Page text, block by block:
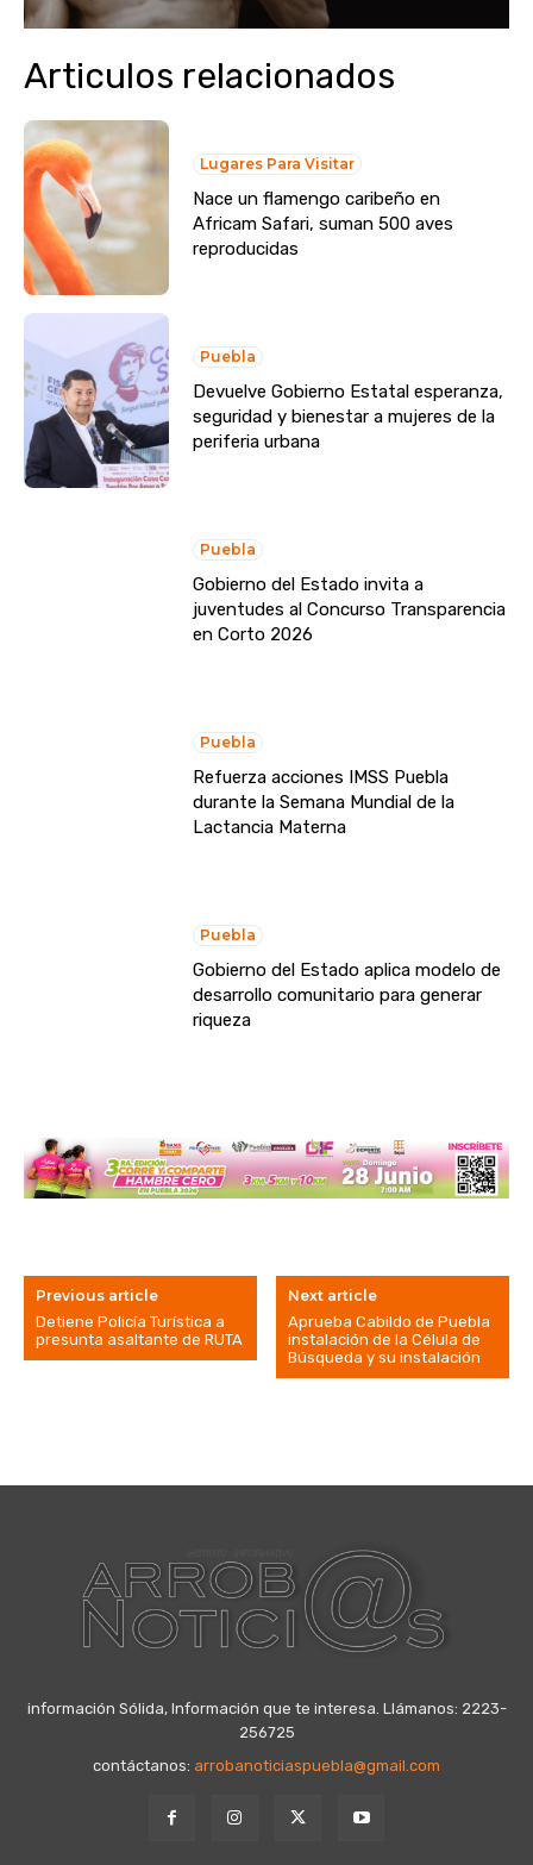
Articulos relacionados
Lugares Para Visitar
Nace un flamengo caribeño en
Africam Safari, suman 500 aves
reproducidas
Puebla
Devuelve Gobierno Estatal esperanza,
seguridad y bienestar a mujeres de la
periferia urbana
Puebla
Gobierno del Estado invita a
juventudes al Concurso Transparencia
en Corto 2026
Puebla
Refuerza acciones IMSS Puebla
durante la Semana Mundial de la
Lactancia Materna
Puebla
Gobierno del Estado aplica modelo de
desarrollo comunitario para generar
riqueza
Previous article
Detiene Policía Turística a
presunta asaltante de RUTA
Next article
Aprueba Cabildo de Puebla
instalación de la Célula de
Búsqueda y su instalación
información Sólida, Información que te interesa. Llámanos: 2223-
256725
contáctanos: arrobanoticiaspuebla@gmail.com